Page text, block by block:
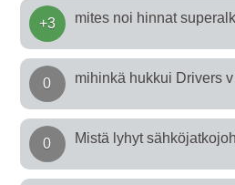
+3 mites noi hinnat
0 mihinkä hukkui Drivers
0 Mistä lyhyt